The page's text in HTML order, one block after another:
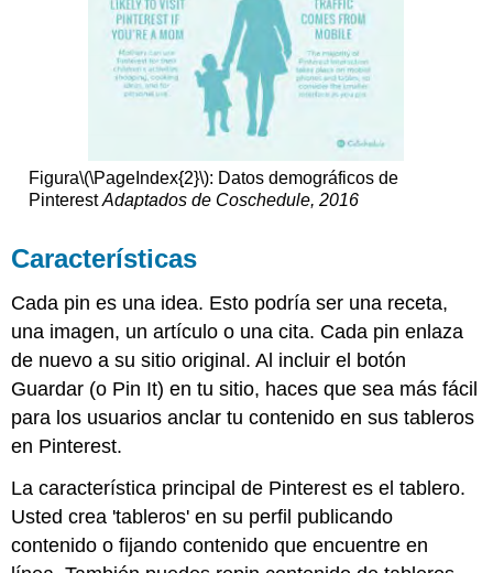
Figura\(\PageIndex{2}\): Datos demográficos de
PinterestAdaptados de Coschedule, 2016
Características
Cada pin es una idea. Esto podría ser una receta,
una imagen, un artículo o una cita. Cada pin enlaza
de nuevo a su sitio original. Al incluir el botón
Guardar (o Pin It) en tu sitio, haces que sea más fácil
para los usuarios anclar tu contenido en sus tableros
en Pinterest.
La característica principal de Pinterest es el tablero.
Usted crea 'tableros' en su perfil publicando
contenido o fijando contenido que encuentre en